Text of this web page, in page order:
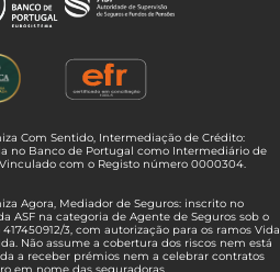
Com Sentido, Intermediação de Crédito:
no Banco de Portugal como Intermediário de
com o Registo número 0000304.
Agora, Mediador de Seguros: inscrito no
ASF na categoria de Agente de Seguros sob o
3, com autorização para os ramos Vida
Não assume a cobertura dos riscos nem está
a receber prémios nem a celebrar contratos
em nome das seguradoras.